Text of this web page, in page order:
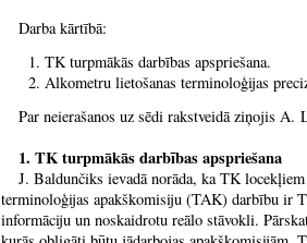
Darba kārtībā:
TK turpmākās darbības apspriešana.
Alkometru lietošanas terminoloģijas
Par neierašanos uz sēdi rakstveidā ziņojis A.
1. TK turpmākās darbības apspriešana
J. Baldunčiks ievadā norāda, ka TK
terminoloģijas apakškomisiju (TAK) darbību ir
informāciju un noskaidrotu reālo stāvokli.